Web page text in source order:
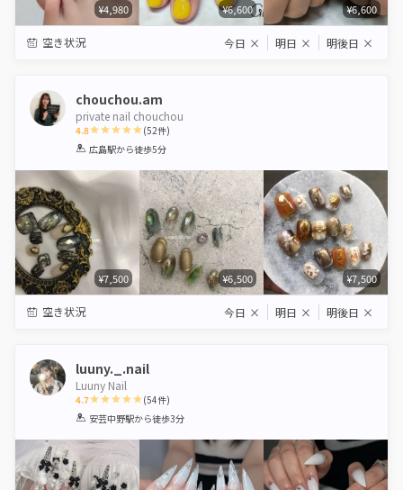
¥4,980 ¥6,600 ¥6,600
空き状況 今日 × 明日 × 明後日 ×
chouchou.am
private nail chouchou
4.8
1 2 3 4 5
(52件)
広島駅から徒歩5分
¥7,500 ¥6,500 ¥7,500
空き状況 今日 × 明日 × 明後日 ×
luuny._.nail
Luuny Nail
4.7
1 2 3 4 5
(54件)
安芸中野駅から徒歩3分